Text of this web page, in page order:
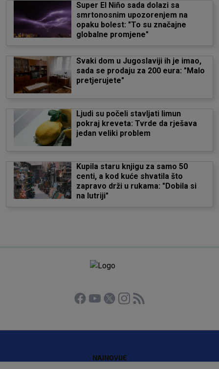
Super El Niño sada dolazi sa
smrtonosnim upozorenjem na
opaku bolest: "To su značajne
globalne promjene"
Svaki dom u Jugoslaviji ih je imao,
sada se prodaju za 200 eura: "Malo
pretjerujete"
Ljudi su počeli stavljati limun
pokraj kreveta: Tvrde da rješava
jedan veliki problem
Kupila staru knjigu za samo 50
centi, a kod kuće shvatila što
zapravo drži u rukama: "Dobila si
na lutriji"
NAJNOVIJE